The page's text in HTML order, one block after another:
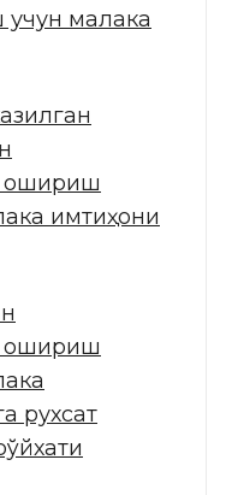
учун малака
ошириш
имтиҳони
ошириш
рухсат